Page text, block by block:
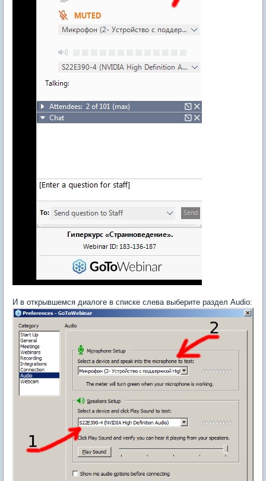
И в открывшемся диалоге в списке слева выберите раздел Audio: